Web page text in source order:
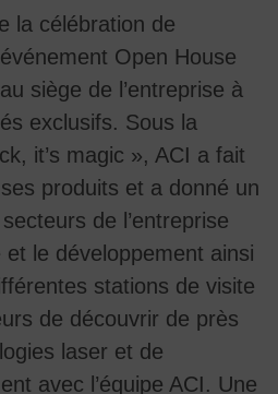
la célébration de
Open House
siège de l’entreprise à
exclusifs. Sous la
it’s magic », ACI a fait
produits et a donné un
de l’entreprise
le développement ainsi
stations de visite
de découvrir de près
laser et de
avec l’équipe ACI. Une